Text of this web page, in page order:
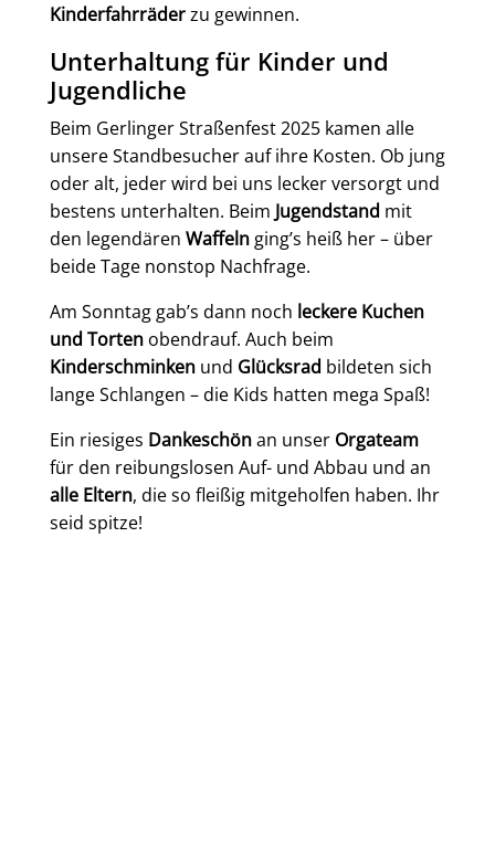
Kinderfahrräderzu gewinnen.
Unterhaltung für Kinder und
Jugendliche
Beim Gerlinger Straßenfest 2025 kamen alle
unsere Standbesucher auf ihre Kosten. Ob jung
oder alt, jeder wird bei uns lecker versorgt und
bestens unterhalten. Beim Jugendstand mit
den legendären Waffelnging’s heiß her – über
beide Tage nonstop Nachfrage.
Am Sonntag gab’s dann noch leckere Kuchen
und Tortenobendrauf. Auch beim
Kinderschminkenund Glücksrad bildeten sich
lange Schlangen – die Kids hatten mega Spaß!
Ein riesiges Dankeschönan unser Orgateam
für den reibungslosen Auf- und Abbau und an
alle Eltern, die so fleißig mitgeholfen haben. Ihr
seid spitze!